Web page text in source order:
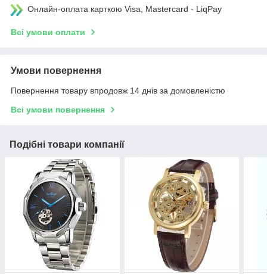
Онлайн-оплата карткою Visa, Mastercard - LiqPay
Всі умови оплати
Умови повернення
Повернення товару впродовж 14 днів за домовленістю
Всі умови повернення
Подібні товари компанії